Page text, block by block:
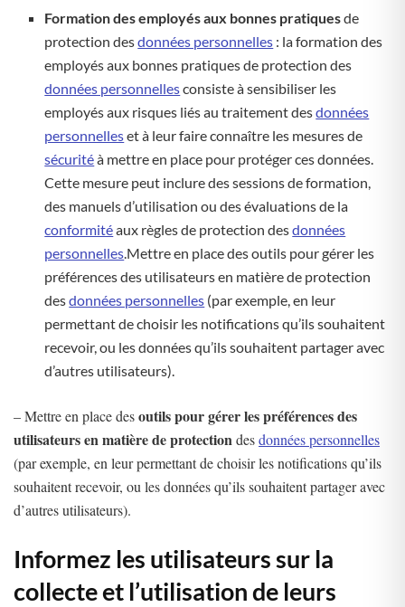
Formation des employés aux bonnes pratiquesde
protection desdonnées personnelles : la formation des
employés aux bonnes pratiques de protection des
données personnellesconsiste à sensibiliser les
employés aux risques liés au traitement desdonnées
personnelleset à leur faire connaître les mesures de
sécuritéà mettre en place pour protéger ces données.
Cette mesure peut inclure des sessions de formation,
des manuels d’utilisation ou des évaluations de la
conformitéaux règles de protection desdonnées
personnelles.Mettre en place des outils pour gérer les
préférences des utilisateurs en matière de protection
desdonnées personnelles (par exemple, en leur
permettant de choisir les notifications qu’ils souhaitent
recevoir, ou les données qu’ils souhaitent partager avec
d’autres utilisateurs).
– Mettre en place desoutils pour gérer les préférences des
utilisateurs en matière de protectiondesdonnées personnelles
(par exemple, en leur permettant de choisir les notifications qu’ils
souhaitent recevoir, ou les données qu’ils souhaitent partager avec
d’autres utilisateurs).
Informez les utilisateurs sur la
collecte et l’utilisation de leurs